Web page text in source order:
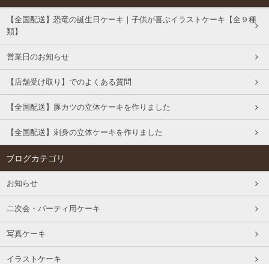
【全国配送】恐竜の誕生日ケーキ｜子供が喜ぶイラストケーキ【全９種
類】
営業日のお知らせ
【店舗受け取り】でのよくある質問
【全国配送】豚カツの立体ケーキを作りました
【全国配送】刺身の立体ケーキを作りました
ブログカテゴリ
お知らせ
二次会・パーティ用ケーキ
写真ケーキ
イラストケーキ